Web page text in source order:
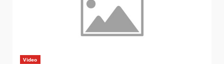
Video